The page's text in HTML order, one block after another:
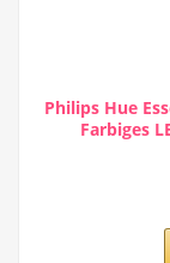
Philips Hue
Farbiges